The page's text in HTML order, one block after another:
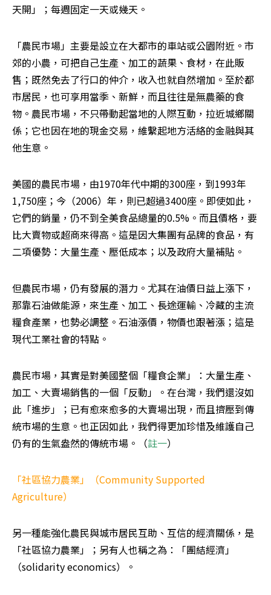
天開」；每週固定一天或幾天。
「農民市場」主要是設立在大都市的車站或公園附近。市
郊的小農，可把自己生產、加工的蔬果、食材，在此販
售；既然免去了行口的仲介，收入也就自然增加。至於都
市居民，也可享用當季、新鮮，而且往往是無農藥的食
物。農民市場，不只帶動起當地的人際互動，拉近城鄉關
係；它也因在地的現金交易，維繫起地方活絡的金融與其
他生意。
美國的農民市場，由1970年代中期的300座，到1993年
1,750座；今（2006）年，則已超過3400座。即使如此，
它們的銷量，仍不到全美食品總量的0.5%。而且價格，要
比大賣物或超商來得高。這是因大集團有品牌的食品，有
二項優勢：大量生產、壓低成本；以及政府大量補貼。
但農民市場，仍有發展的潛力。尤其在油價日益上漲下，
那靠石油做能源，來生產、加工、長途運輸、冷藏的主流
糧食產業，也勢必調整。石油漲價，物價也跟著漲；這是
現代工業社會的特點。
農民市場，其實是對美國整個「糧食企業」：大量生產、
加工、大賣場銷售的一個「反動」。在台灣，我們還沒如
此「進步」；已有愈來愈多的大賣場出現，而且擠壓到傳
統市場的生意。也正因如此，我們得更加珍惜及維護自己
仍有的生氣盎然的傳統市場。（註一）
「社區協力農業」（Community Supported
Agriculture）
另一種能強化農民與城市居民互助、互信的經濟關係，是
「社區協力農業」；另有人也稱之為：「團結經濟」
（solidarity economics）。